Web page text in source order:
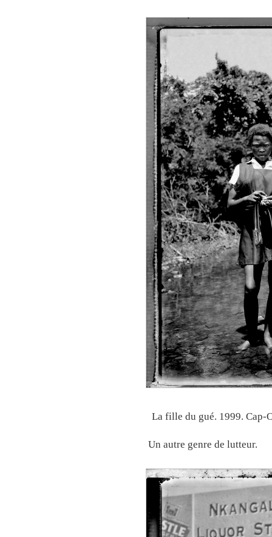
La fille du gué. 1999. Cap-
Un autre genre de lutteur.